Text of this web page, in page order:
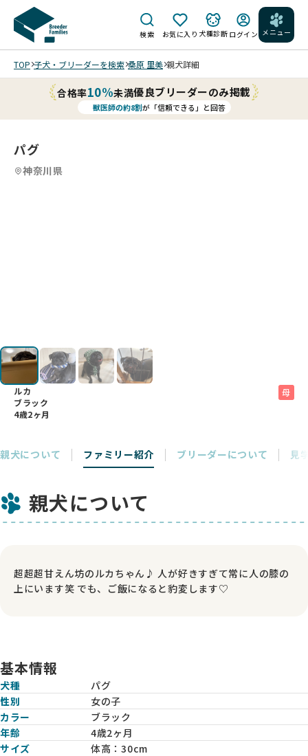
検索 お気に入り 犬種診断 ログイン メニュー
TOP 子犬・ブリーダーを検索 桑原 里美 親犬詳細
合格率10%未満優良ブリーダーのみ掲載
獣医師の約8割が「信頼できる」と回答
パグ
神奈川県
ルカ
ブラック
4歳2ヶ月
母
親犬について ファミリー紹介 ブリーダーについて 見
親犬について
超超超甘えん坊のルカちゃん♪ 人が好きすぎて常に人の膝の
上にいます笑 でも、ご飯になると豹変します♡
基本情報
犬種
パグ
性別
女の子
カラー
ブラック
年齢
4歳2ヶ月
サイズ
体高：30cm